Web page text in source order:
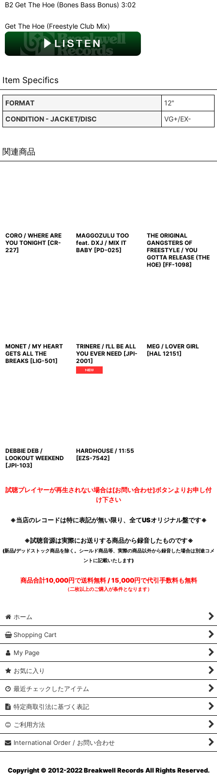
B2 Get The Hoe (Bones Bass Bonus) 3:02
Get The Hoe (Freestyle Club Mix)
Item Specifics
FORMAT
12"
CONDITION - JACKET/DISC
VG+/EX-
関連商品
CORO / WHERE ARE
YOU TONIGHT [CR-
227]
MAGGOZULU TOO
feat. DXJ / MIX IT
BABY [PD-025]
THE ORIGINAL
GANGSTERS OF
FREESTYLE / YOU
GOTTA RELEASE (THE
HOE) [FF-1098]
MONET / MY HEART
GETS ALL THE
BREAKS [LIG-501]
TRINERE / I'LL BE ALL
YOU EVER NEED [JPI-
2001]
MEG / LOVER GIRL
[HAL 12151]
DEBBIE DEB /
LOOKOUT WEEKEND
[JPI-103]
HARDHOUSE / 11:55
[EZS-7542]
試聴プレイヤーが再生されない場合は[お問い合わせ]ボタンよりお申し付
け下さい
※当店のレコードは特に表記が無い限り、全てUSオリジナル盤です※
※試聴音源は実際にお送りする商品から録音したものです※
(新品/デッドストック商品を除く。シールド商品等、実際の商品以外から録音した場合は別途コメ
ントに記載いたします)
商品合計10,000円で送料無料 / 15,000円で代引手数料も無料
（二枚以上のご購入が条件となります）
ホーム
Shopping Cart
My Page
お気に入り
最近チェックしたアイテム
特定商取引法に基づく表記
ご利用方法
International Order / お問い合わせ
Copyright © 2012-2022 Breakwell Records All Rights Reserved.